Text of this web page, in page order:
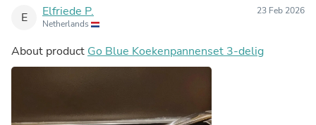
E Elfriede P.
Netherlands
23 Feb 2026
About product Go Blue Koekenpannenset 3-delig